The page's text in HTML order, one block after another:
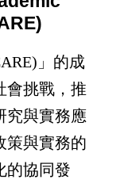
」的成
會挑戰，推
究與實務應
策與實務的
的協同發